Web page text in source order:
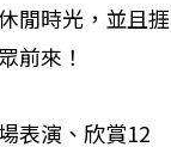
閒時光，並且捱
前來！
表演、欣賞12